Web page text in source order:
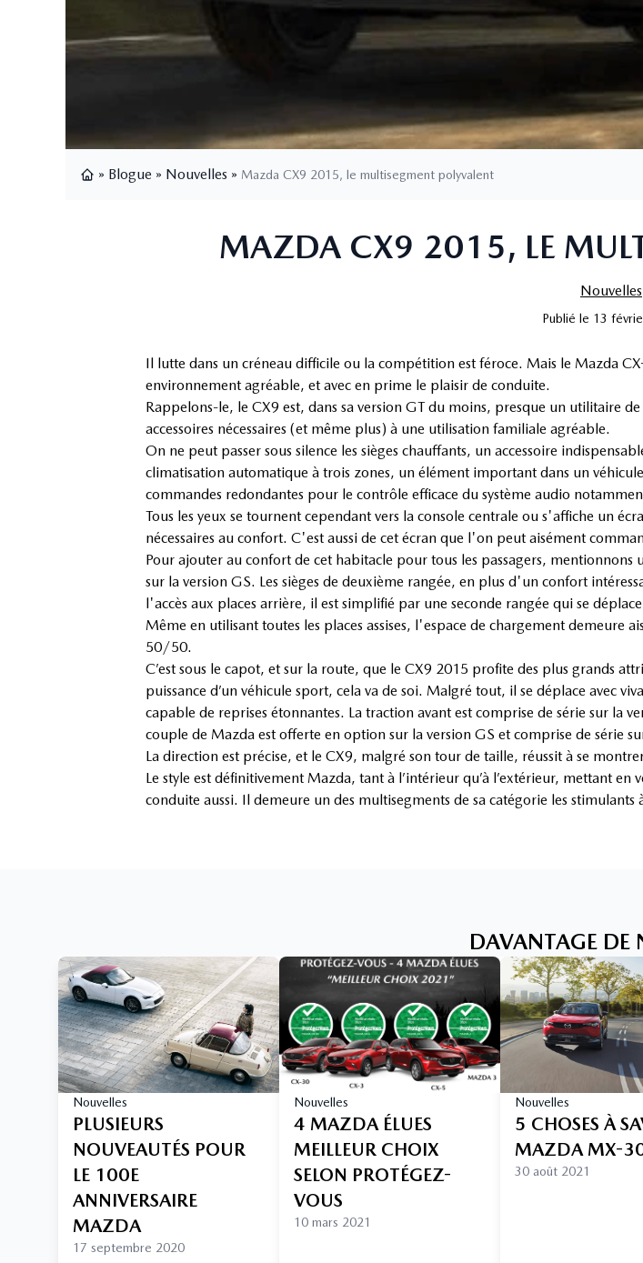
» Blogue » Nouvelles » Mazda CX9 2015, le multisegment polyvalent
MAZDA CX9 2015, LE
Nouvelles
Publié le 13
Il lutte dans un créneau difficile ou la compétition est féroce. Mais le Mazda
environnement agréable, et avec en prime le plaisir de conduite.
Rappelons-le, le CX9 est, dans sa version GT du moins, presque un utilitaire
accessoires nécessaires (et même plus) à une utilisation familiale agréable.
On ne peut passer sous silence les sièges chauffants, un accessoire
climatisation automatique à trois zones, un élément important dans un
commandes redondantes pour le contrôle efficace du système audio
Tous les yeux se tournent cependant vers la console centrale ou s'affiche un
nécessaires au confort. C'est aussi de cet écran que l'on peut aisément
Pour ajouter au confort de cet habitacle pour tous les passagers, mentionnons
sur la version GS. Les sièges de deuxième rangée, en plus d'un confort
l'accès aux places arrière, il est simplifié par une seconde rangée qui se
Même en utilisant toutes les places assises, l'espace de chargement demeure
50/50.
C’est sous le capot, et sur la route, que le CX9 2015 profite des plus grands
puissance d’un véhicule sport, cela va de soi. Malgré tout, il se déplace avec
capable de reprises étonnantes. La traction avant est comprise de série sur la
couple de Mazda est offerte en option sur la version GS et comprise de série
La direction est précise, et le CX9, malgré son tour de taille, réussit à se
Le style est définitivement Mazda, tant à l’intérieur qu’à l’extérieur, mettant
conduite aussi. Il demeure un des multisegments de sa catégorie les stimulants
DAVANTAGE DE
Nouvelles
PLUSIEURS
NOUVEAUTÉS POUR
LE 100E
ANNIVERSAIRE
MAZDA
17 septembre 2020
Nouvelles
4 MAZDA ÉLUES
MEILLEUR CHOIX
SELON PROTÉGEZ-
VOUS
10 mars 2021
Nouvelles
5 CHOSES À
MAZDA MX-
30 août 2021